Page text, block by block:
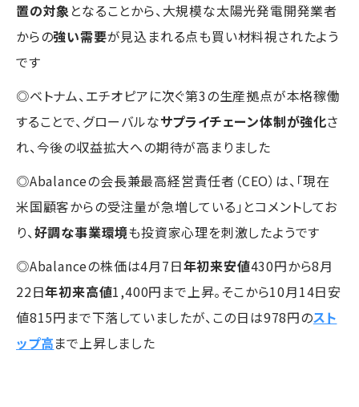
置の対象となることから、大規模な太陽光発電開発業者
からの強い需要が見込まれる点も買い材料視されたよう
です
◎ベトナム、エチオピアに次ぐ第3の生産拠点が本格稼働
することで、グローバルなサプライチェーン体制が強化さ
れ、今後の収益拡大への期待が高まりました
◎Abalanceの会長兼最高経営責任者（CEO）は、「現在
米国顧客からの受注量が急増している」とコメントしてお
り、好調な事業環境も投資家心理を刺激したようです
◎Abalanceの株価は4月7日年初来安値430円から8月
22日年初来高値1,400円まで上昇。そこから10月14日安
値815円まで下落していましたが、この日は978円のスト
ップ高まで上昇しました